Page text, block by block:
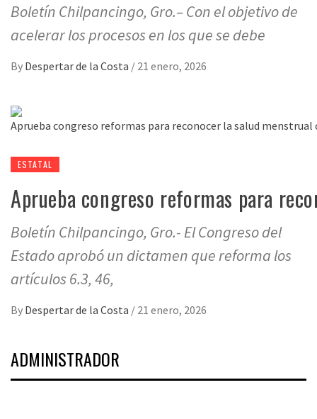
Boletín Chilpancingo, Gro.– Con el objetivo de
acelerar los procesos en los que se debe
By Despertar de la Costa / 21 enero, 2026
ESTATAL
Aprueba congreso reformas para
Boletín Chilpancingo, Gro.- El Congreso del
Estado aprobó un dictamen que reforma los
artículos 6.3, 46,
By Despertar de la Costa / 21 enero, 2026
ADMINISTRADOR